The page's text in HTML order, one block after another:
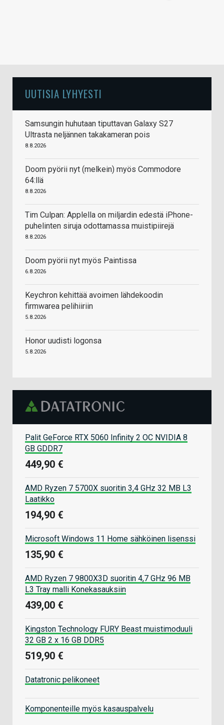
UUTISIA LYHYESTI
Samsungin huhutaan tiputtavan Galaxy S27
Ultrasta neljännen takakameran pois
8.8.2026
Doom pyörii nyt (melkein) myös Commodore
64:llä
8.8.2026
Tim Culpan: Applella on miljardin edestä iPhone-
puhelinten siruja odottamassa muistipiirejä
8.8.2026
Doom pyörii nyt myös Paintissa
6.8.2026
Keychron kehittää avoimen lähdekoodin
firmwarea pelihiiriin
5.8.2026
Honor uudisti logonsa
5.8.2026
Palit GeForce RTX 5060 Infinity 2 OC NVIDIA 8
GB GDDR7
449,90 €
AMD Ryzen 7 5700X suoritin 3,4 GHz 32 MB L3
Laatikko
194,90 €
Microsoft Windows 11 Home sähköinen lisenssi
135,90 €
AMD Ryzen 7 9800X3D suoritin 4,7 GHz 96 MB
L3 Tray malli Konekasauksiin
439,00 €
Kingston Technology FURY Beast muistimoduuli
32 GB 2 x 16 GB DDR5
519,90 €
Datatronic pelikoneet
Komponenteille myös kasauspalvelu